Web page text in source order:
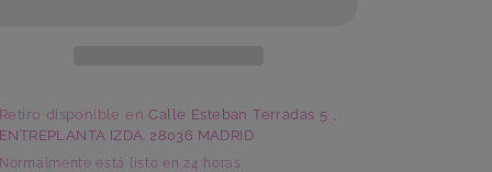
Retiro disponible enCalle Esteban Terradas 5 ,
ENTREPLANTA IZDA. 28036 MADRID
Normalmente está listo en 24 horas